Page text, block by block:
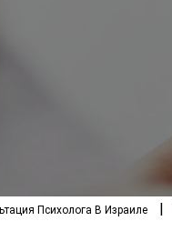
Психолога В Израиле